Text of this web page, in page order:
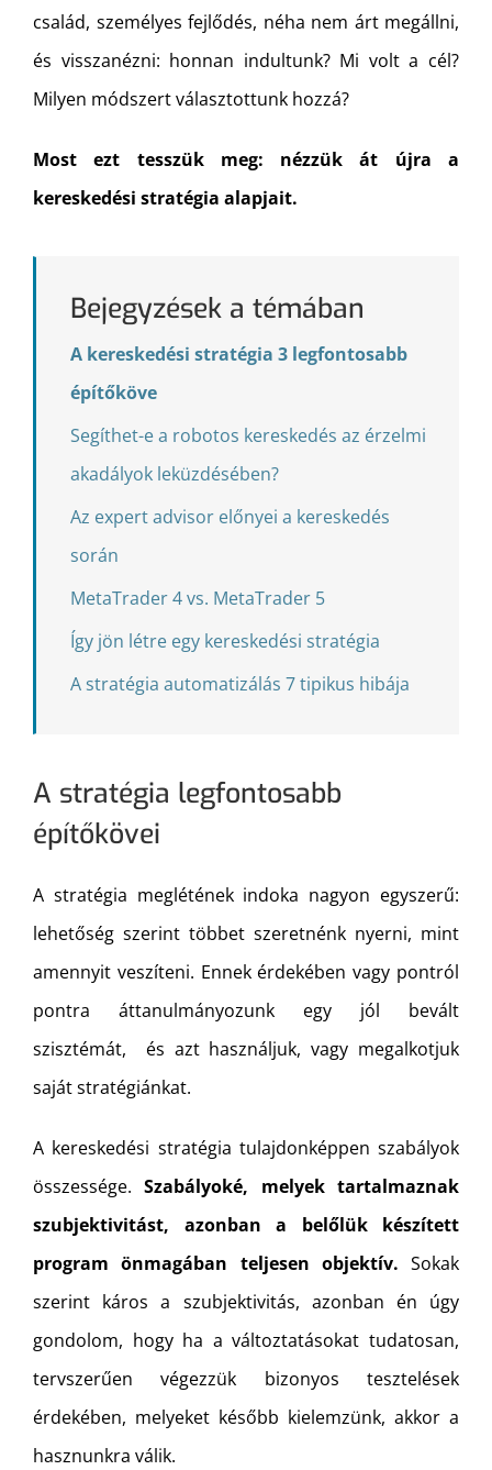
család, személyes fejlődés, néha nem árt megállni,
és visszanézni: honnan indultunk? Mi volt a cél?
Milyen módszert választottunk hozzá?
Most ezt tesszük meg: nézzük át újra a
kereskedési stratégia alapjait.
Bejegyzések a témában
A kereskedési stratégia 3 legfontosabb
építőköve
Segíthet-e a robotos kereskedés az érzelmi
akadályok leküzdésében?
Az expert advisor előnyei a kereskedés
során
MetaTrader 4 vs. MetaTrader 5
Így jön létre egy kereskedési stratégia
A stratégia automatizálás 7 tipikus hibája
A stratégia legfontosabb
építőkövei
A stratégia meglétének indoka nagyon egyszerű:
lehetőség szerint többet szeretnénk nyerni, mint
amennyit veszíteni. Ennek érdekében vagy pontról
pontra áttanulmányozunk egy jól bevált
szisztémát, és azt használjuk, vagy megalkotjuk
saját stratégiánkat.
A kereskedési stratégia tulajdonképpen szabályok
összessége.Szabályoké, melyek tartalmaznak
szubjektivitást, azonban a belőlük készített
program önmagában teljesen objektív. Sokak
szerint káros a szubjektivitás, azonban én úgy
gondolom, hogy ha a változtatásokat tudatosan,
tervszerűen végezzük bizonyos tesztelések
érdekében, melyeket később kielemzünk, akkor a
hasznunkra válik.